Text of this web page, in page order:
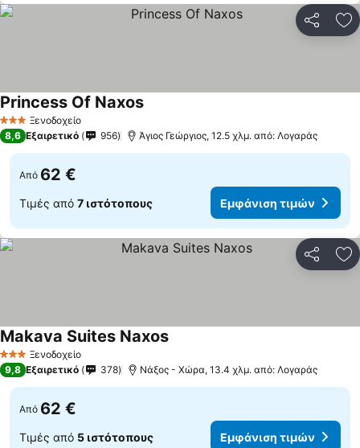
3 ΑστέριαΞενοδοχείο
Princess Of Naxos
8,6 Εξαιρετικό 956 Άγιος Γεώργιος, 12.5 χλμ. από: Λογαράς
Από 62 €
Τιμές από 7 ιστότοπους Εμφάνιση τιμών
3 ΑστέριαΞενοδοχείο
Makava Suites Naxos
9,8 Εξαιρετικό 378 Νάξος - Χώρα, 13.4 χλμ. από: Λογαράς
Από 62 €
Τιμές από 5 ιστότοπους Εμφάνιση τιμών